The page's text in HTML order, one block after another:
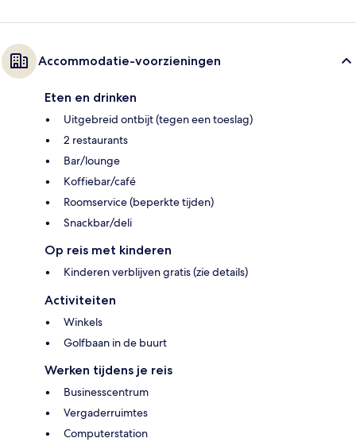
Accommodatie-voorzieningen
Eten en drinken
Uitgebreid ontbijt (tegen een toeslag)
2 restaurants
Bar/lounge
Koffiebar/café
Roomservice (beperkte tijden)
Snackbar/deli
Op reis met kinderen
Kinderen verblijven gratis (zie details)
Activiteiten
Winkels
Golfbaan in de buurt
Werken tijdens je reis
Businesscentrum
Vergaderruimtes
Computerstation